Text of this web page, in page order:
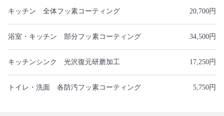
キッチン 全体フッ素コーティング 20,700円
浴室・キッチン 部分フッ素コーティング 34,500円
キッチンシンク 光沢復元研磨加工 17,250円
トイレ・洗面 各防汚フッ素コーティング 5,750円